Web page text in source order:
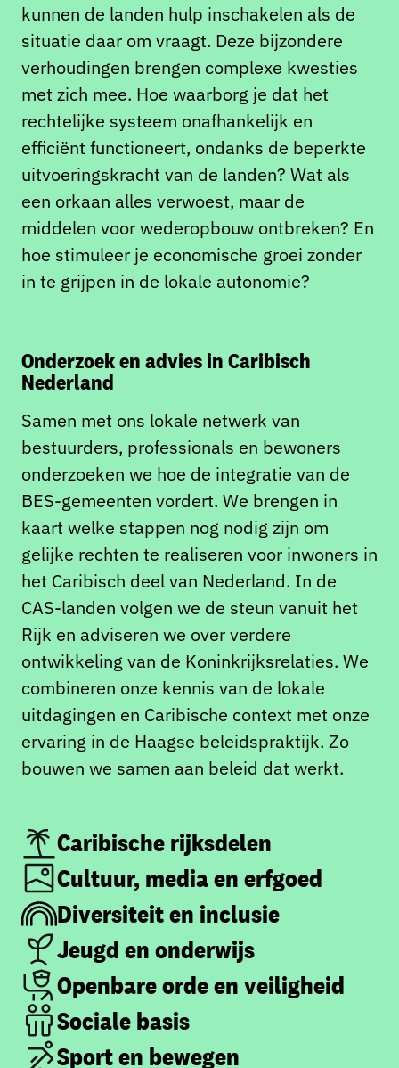
kunnen de landen hulp inschakelen als de
situatie daar om vraagt. Deze bijzondere
verhoudingen brengen complexe kwesties
met zich mee. Hoe waarborg je dat het
rechtelijke systeem onafhankelijk en
efficiënt functioneert, ondanks de beperkte
uitvoeringskracht van de landen? Wat als
een orkaan alles verwoest, maar de
middelen voor wederopbouw ontbreken? En
hoe stimuleer je economische groei zonder
in te grijpen in de lokale autonomie?
Onderzoek en advies in Caribisch
Nederland
Samen met ons lokale netwerk van
bestuurders, professionals en bewoners
onderzoeken we hoe de integratie van de
BES-gemeenten vordert. We brengen in
kaart welke stappen nog nodig zijn om
gelijke rechten te realiseren voor inwoners in
het Caribisch deel van Nederland. In de
CAS-landen volgen we de steun vanuit het
Rijk en adviseren we over verdere
ontwikkeling van de Koninkrijksrelaties. We
combineren onze kennis van de lokale
uitdagingen en Caribische context met onze
ervaring in de Haagse beleidspraktijk. Zo
bouwen we samen aan beleid dat werkt.
Caribische rijksdelen
Cultuur, media en erfgoed
Diversiteit en inclusie
Jeugd en onderwijs
Openbare orde en veiligheid
Sociale basis
Sport en bewegen